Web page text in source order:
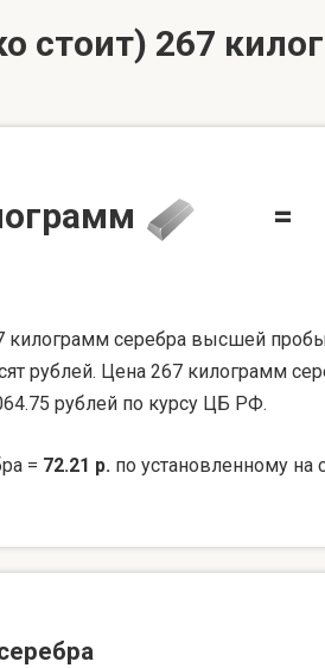
стоит) 267
=
килограмм серебра высшей
рублей. Цена 267 килограмм
рублей по курсу ЦБ РФ.
= 72.21 р. по установленному на